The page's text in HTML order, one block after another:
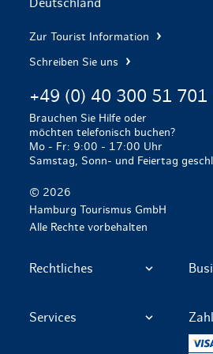
Deutschland
Zur Tourist Information
Schreiben Sie uns
+49 (0) 40 300 51 701
Brauchen Sie Hilfe oder
möchten telefonisch buchen?
Mo - Fr: 9:00 - 17:00 Uhr
Samstag, Sonn- und Feiertag
© 2026
Hamburg Tourismus GmbH
Alle Rechte vorbehalten
Rechtliches
Services